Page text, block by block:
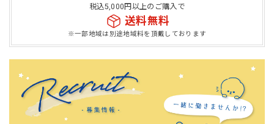
税込5,000円以上のご購入で
送料無料
※一部地域は別途地域料を頂戴しております